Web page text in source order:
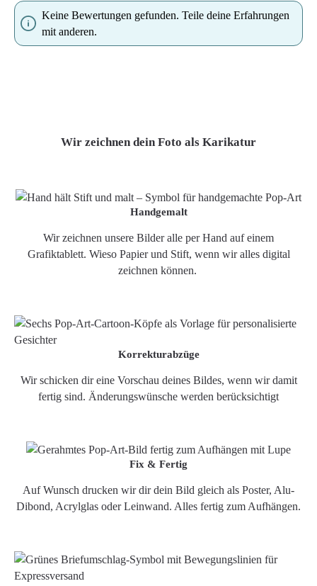
Keine Bewertungen gefunden. Teile deine Erfahrungen
mit anderen.
Wir zeichnen dein Foto als Karikatur
Handgemalt
Wir zeichnen unsere Bilder alle per Hand auf einem
Grafiktablett. Wieso Papier und Stift, wenn wir alles digital
zeichnen können.
Korrekturabzüge
Wir schicken dir eine Vorschau deines Bildes, wenn wir damit
fertig sind. Änderungswünsche werden berücksichtigt
Fix & Fertig
Auf Wunsch drucken wir dir dein Bild gleich als Poster, Alu-
Dibond, Acrylglas oder Leinwand. Alles fertig zum Aufhängen.